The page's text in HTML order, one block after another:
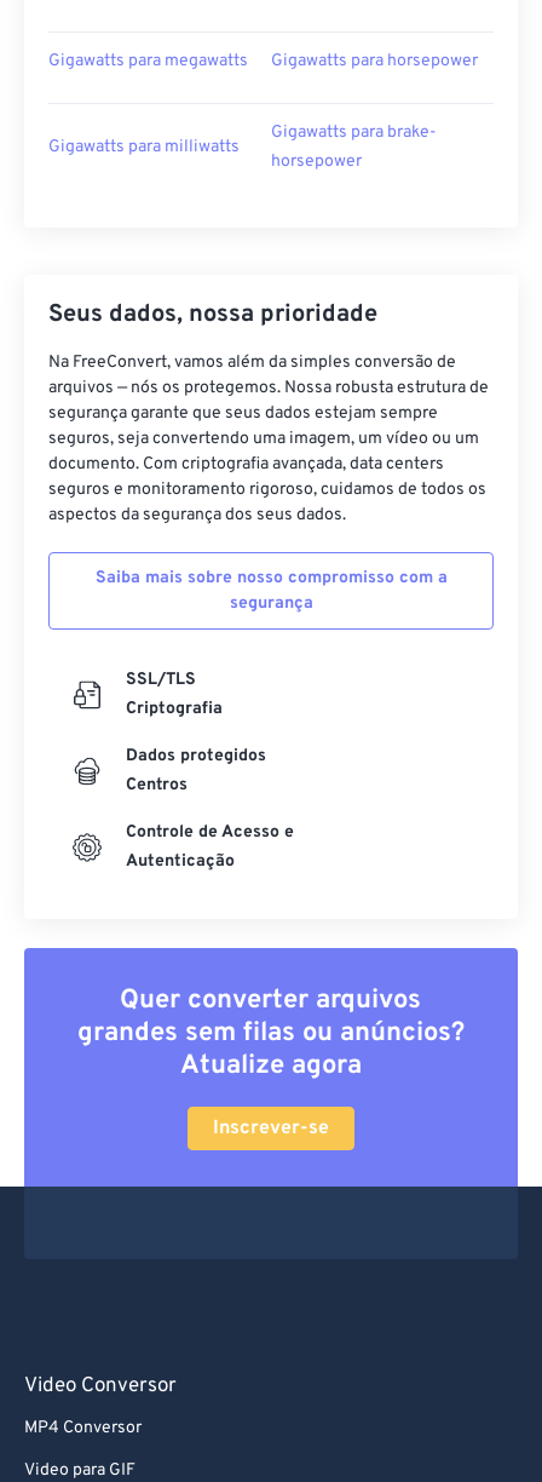
Gigawatts para megawatts Gigawatts para horsepower
Gigawatts para milliwatts
Gigawatts para brake-
horsepower
Seus dados, nossa prioridade
Na FreeConvert, vamos além da simples conversão de
arquivos — nós os protegemos. Nossa robusta estrutura de
segurança garante que seus dados estejam sempre
seguros, seja convertendo uma imagem, um vídeo ou um
documento. Com criptografia avançada, data centers
seguros e monitoramento rigoroso, cuidamos de todos os
aspectos da segurança dos seus dados.
Saiba mais sobre nosso compromisso com a
segurança
SSL/TLS
Criptografia
Dados protegidos
Centros
Controle de Acesso e
Autenticação
Quer converter arquivos
grandes sem filas ou anúncios?
Atualize agora
Inscrever-se
Video Conversor
MP4 Conversor
Video para GIF